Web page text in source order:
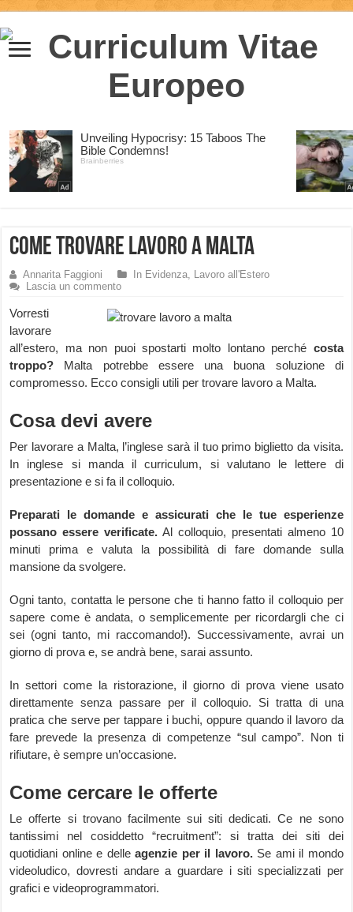
Come trovare lavoro a Malta
Annarita Faggioni In Evidenza, Lavoro all'Estero
Lascia un commento
Vorresti
lavorare
all’estero, ma non puoi spostarti molto lontano perché costa
troppo? Malta potrebbe essere una buona soluzione di
compromesso. Ecco consigli utili per trovare lavoro a Malta.
Cosa devi avere
Per lavorare a Malta, l’inglese sarà il tuo primo biglietto da visita.
In inglese si manda il curriculum, si valutano le lettere di
presentazione e si fa il colloquio.
Preparati le domande e assicurati che le tue esperienze
possano essere verificate. Al colloquio, presentati almeno 10
minuti prima e valuta la possibilità di fare domande sulla
mansione da svolgere.
Ogni tanto, contatta le persone che ti hanno fatto il colloquio per
sapere come è andata, o semplicemente per ricordargli che ci
sei (ogni tanto, mi raccomando!). Successivamente, avrai un
giorno di prova e, se andrà bene, sarai assunto.
In settori come la ristorazione, il giorno di prova viene usato
direttamente senza passare per il colloquio. Si tratta di una
pratica che serve per tappare i buchi, oppure quando il lavoro da
fare prevede la presenza di competenze “sul campo”. Non ti
rifiutare, è sempre un’occasione.
Come cercare le offerte
Le offerte si trovano facilmente sui siti dedicati. Ce ne sono
tantissimi nel cosiddetto “recruitment”: si tratta dei siti dei
quotidiani online e delleagenzie per il lavoro.Se ami il mondo
videoludico, dovresti andare a guardare i siti specializzati per
grafici e videoprogrammatori.